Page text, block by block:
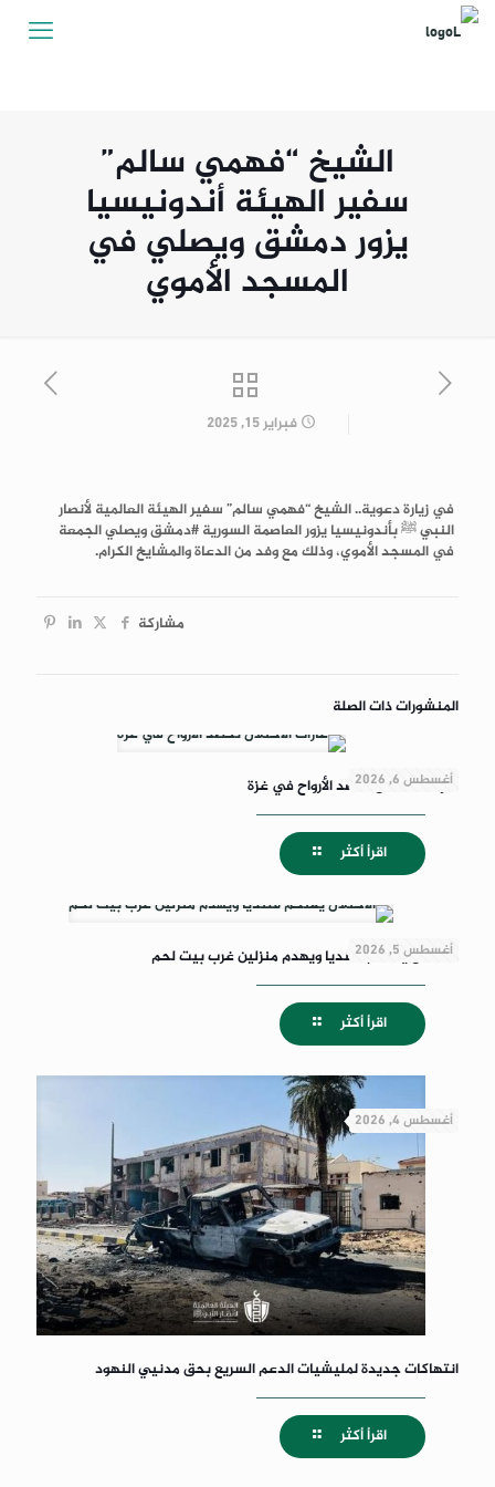
الشيخ “فهمي سالم”
سفير الهيئة أندونيسيا
يزور دمشق ويصلي في
المسجد الأموي
فبراير 15, 2025
في زيارة دعوية.. الشيخ “فهمي سالم” سفير الهيئة العالمية لأنصار
النبي‎ ﷺ بأندونيسيا يزور العاصمة السورية #دمشق ويصلي الجمعة
في المسجد الأموي، وذلك مع وفد من الدعاة والمشايخ الكرام.
مشاركة
المنشورات ذات الصلة
أغسطس 6, 2026
غارات الاحتلال تحصد الأرواح في غزة
اقرأ أكثر
أغسطس 5, 2026
الاحتلال يقتحم قلنديا ويهدم منزلين غرب بيت لحم
اقرأ أكثر
أغسطس 4, 2026
انتهاكات جديدة لمليشيات الدعم السريع بحق مدنيي النهود
اقرأ أكثر